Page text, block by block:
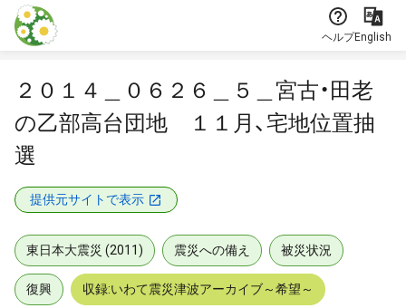
本文に飛ぶ
ヘルプEnglish
２０１４＿０６２６＿５＿宮古・田老
の乙部高台団地 １１月、宅地位置抽
選
提供元サイトで表示
東日本大震災 (2011) 震災への備え 被災状況
復興 収録:いわて震災津波アーカイブ～希望～